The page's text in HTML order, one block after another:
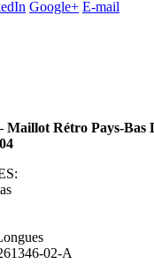
Google+ E-mail
Maillot Rétro Pays-Bas
02-A